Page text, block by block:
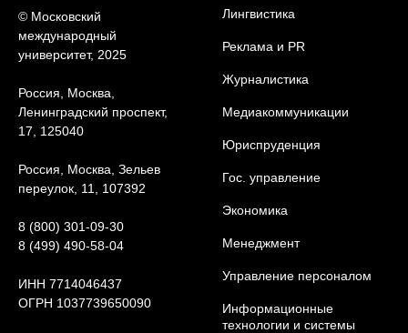
© Московский
международный
университет, 2025
Россия, Москва,
Ленинградский проспект,
17, 125040
Россия, Москва, Зельев
переулок, 11, 107392
8 (800) 301-09-30
8 (499) 490-58-04
ИНН 7714046437
ОГРН 1037739650090
Лингвистика
Реклама и PR
Журналистика
Медиакоммуникации
Юриcпруденция
Гос. управление
Экономика
Менеджмент
Управление персоналом
Информационные
технологии и системы